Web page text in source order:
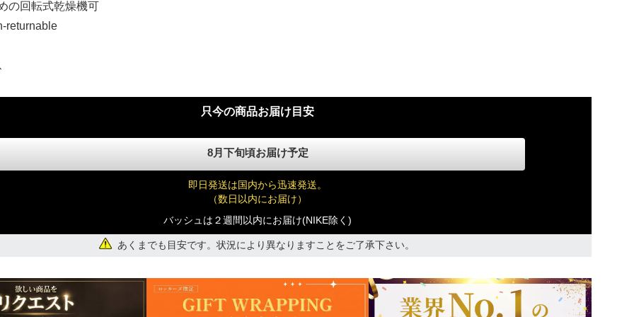
の回転式乾燥機可
returnable
只今の商品お届け目安
8月下旬頃お届け予定
即日発送は国内から迅速発送。
（数日以内にお届け）
バッシュは２週間以内にお届け(NIKE除く)
あくまでも目安です。状況により異なりますことをご了承下さい。